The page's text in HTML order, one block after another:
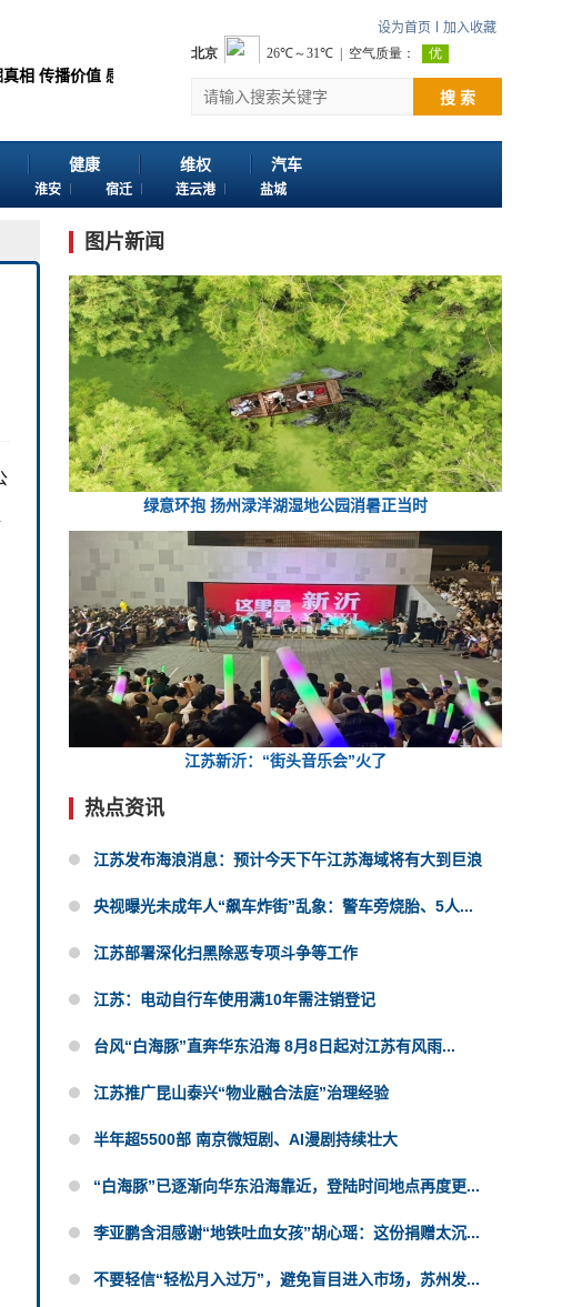
设为首页 加入收藏
相 传播价值 感谢您浏览江苏苏讯网。 欢迎投稿：邮箱724922822@qq.com 客服
搜 索
健康 维权 汽车
淮安 宿迁 连云港 盐城
图片新闻
绿意环抱 扬州渌洋湖湿地公园消暑正当时
江苏新沂：“街头音乐会”火了
热点资讯
江苏发布海浪消息：预计今天下午江苏海域将有大到巨浪
央视曝光未成年人“飙车炸街”乱象：警车旁烧胎、5人...
江苏部署深化扫黑除恶专项斗争等工作
江苏：电动自行车使用满10年需注销登记
台风“白海豚”直奔华东沿海 8月8日起对江苏有风雨...
江苏推广昆山泰兴“物业融合法庭”治理经验
半年超5500部 南京微短剧、AI漫剧持续壮大
“白海豚”已逐渐向华东沿海靠近，登陆时间地点再度更...
李亚鹏含泪感谢“地铁吐血女孩”胡心瑶：这份捐赠太沉...
不要轻信“轻松月入过万”，避免盲目进入市场，苏州发...